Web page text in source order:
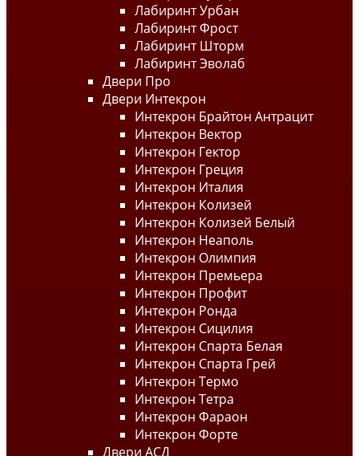
Лабиринт Урбан
Лабиринт Фрост
Лабиринт Шторм
Лабиринт Эволаб
Двери Про
Двери Интекрон
Интекрон Брайтон Антрацит
Интекрон Вектор
Интекрон Гектор
Интекрон Греция
Интекрон Италия
Интекрон Колизей
Интекрон Колизей Белый
Интекрон Неаполь
Интекрон Олимпия
Интекрон Премьера
Интекрон Профит
Интекрон Ронда
Интекрон Сицилия
Интекрон Спарта Белая
Интекрон Спарта Грей
Интекрон Термо
Интекрон Тетра
Интекрон Фараон
Интекрон Форте
Двери АСД